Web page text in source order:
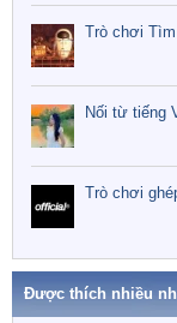
Trò chơi
Nối từ tiếng
Trò chơi
Được thích nhiều